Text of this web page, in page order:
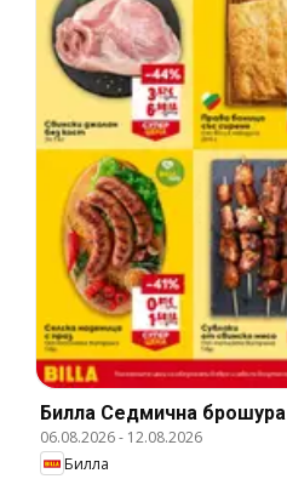
Билла Cедмична брошура
06.08.2026- 12.08.2026
Билла